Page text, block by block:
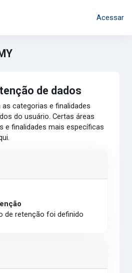
Acessar
de dados
categorias e finalidades
do usuário. Certas áreas
e finalidades mais específicas
de retenção foi definido